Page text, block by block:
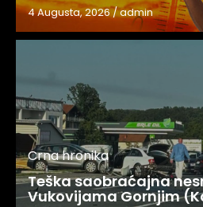
4 Augusta, 2026/admin
Crna hronika
Teška saobraćajna
Vukovijama Gornjim